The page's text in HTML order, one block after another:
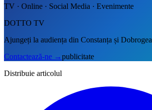
TV · Online · Social Media · Evenimente
DOTTO TV
Ajungeți la audiența din Constanța și Dobrogea
Contactează-ne →publicitate
Distribuie articolul